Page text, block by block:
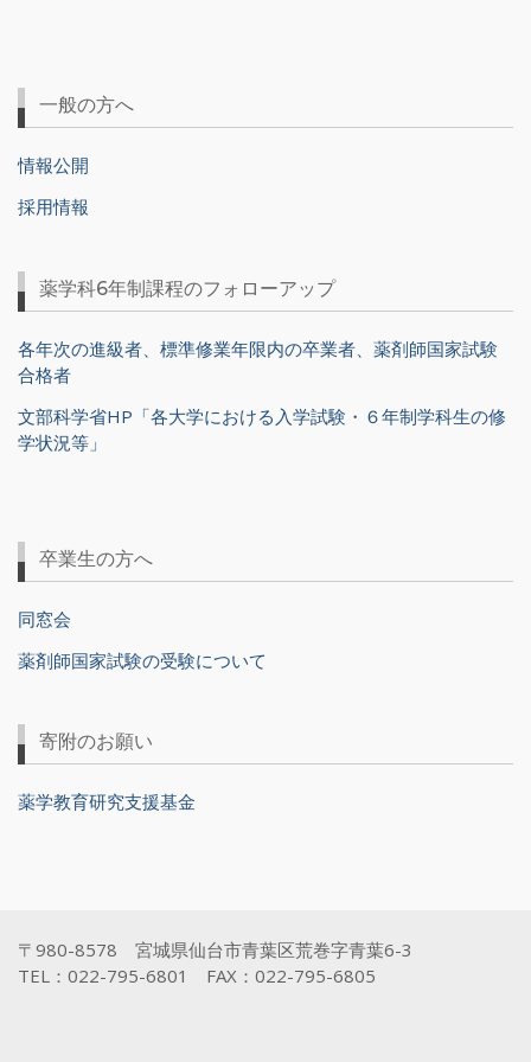
一般の方へ
情報公開
採用情報
薬学科6年制課程のフォローアップ
各年次の進級者、標準修業年限内の卒業者、薬剤師国家試験
合格者
文部科学省HP「各大学における入学試験・６年制学科生の修
学状況等」
卒業生の方へ
同窓会
薬剤師国家試験の受験について
寄附のお願い
薬学教育研究支援基金
〒980-8578 宮城県仙台市青葉区荒巻字青葉6-3
TEL：022-795-6801 FAX：022-795-6805